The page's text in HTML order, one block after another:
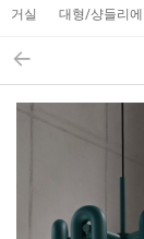
거실 대형/샹들리에